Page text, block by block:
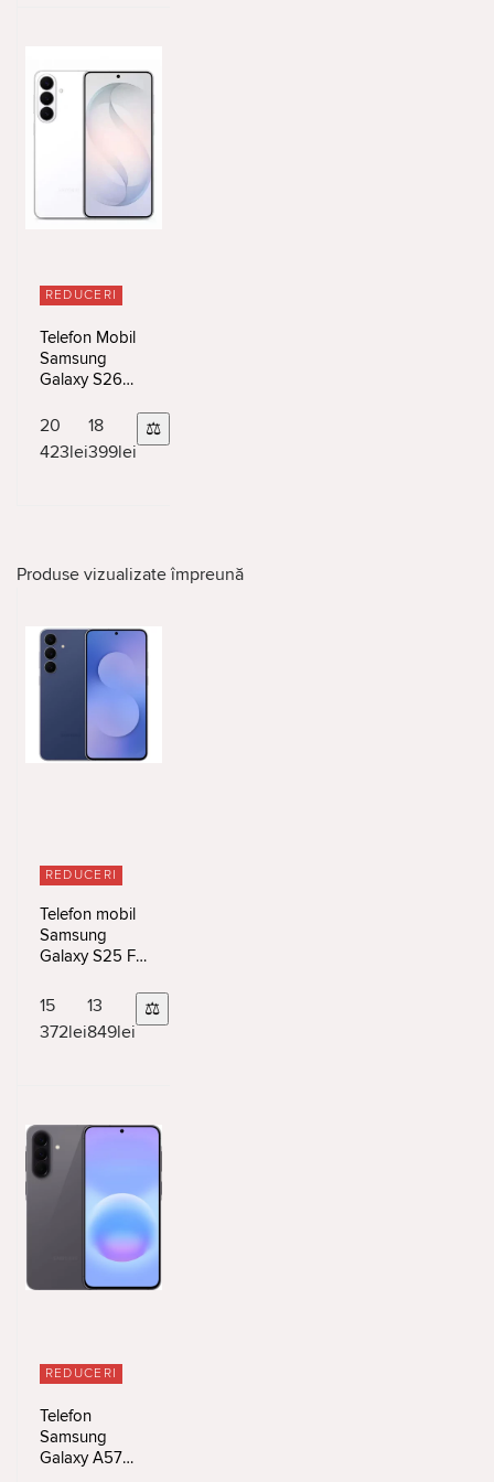
REDUCERI
Telefon Mobil
Samsung
Galaxy S26
White
20
423lei
18
399lei
⚖
Produse vizualizate împreună
REDUCERI
Telefon mobil
Samsung
Galaxy S25 FE
1080 x 2340 px
15
372lei
13
849lei
⚖
REDUCERI
Telefon
Samsung
Galaxy A57